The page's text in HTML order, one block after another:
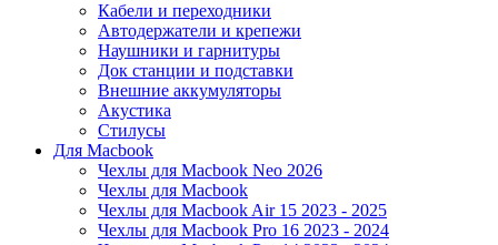
Кабели и переходники
Автодержатели и крепежи
Наушники и гарнитуры
Док станции и подставки
Внешние аккумуляторы
Акустика
Стилусы
Для Macbook
Чехлы для Macbook Neo 2026
Чехлы для Macbook
Чехлы для Macbook Air 15 2023 - 2025
Чехлы для Macbook Pro 16 2023 - 2024